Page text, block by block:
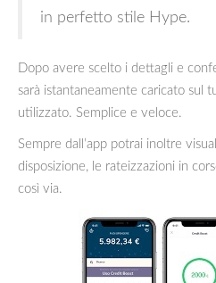
in perfetto stile Hype.
Dopo avere scelto i dettagli e
sarà istantaneamente caricato sul
utilizzato. Semplice e veloce.
Sempre dall’app potrai inoltre
disposizione, le rateizzazioni in
così via.